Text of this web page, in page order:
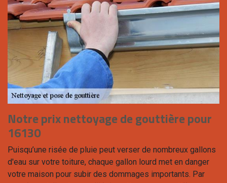
Notre prix nettoyage de gouttière pour
16130
Puisqu’une risée de pluie peut verser de nombreux gallons
d'eau sur votre toiture, chaque gallon lourd met en danger
votre maison pour subir des dommages importants. Par